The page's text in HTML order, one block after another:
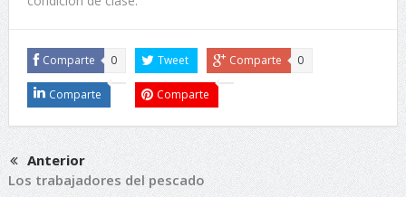
Comparte 0 Tweet Comparte 0
Comparte Comparte
Anterior
Los trabajadores del pescado